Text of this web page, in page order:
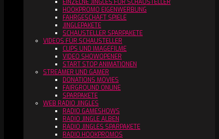
EINZELNE JINGLES FÜR SCHAUSTELLER
HOOKPROMO EIGENWERBUNG
FAHRGESCHÄFT SPIELE
JINGLEPAKETE
SCHAUSTELLER SPARPAKETE
VIDEOS FÜR SCHAUSTELLER
CLIPS UND IMAGEFILME
VIDEO SHOWOPENER
START STOP ANIMATIONEN
STREAMER UND GAMER
DONATIONS MOVIES
FAIRGROUND ONLINE
SPARPAKETE
WEB RADIO JINGLES
RADIO GAMESHOWS
RADIO JINGLE ALBEN
RADIO JINGLES SPARPAKETE
RADIO HOOKPROMOS